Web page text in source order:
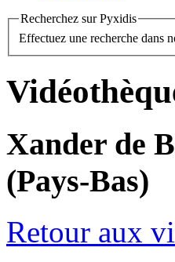
Recherchez sur Pyxidis
Effectuez une recherche dans
Xander de
(Pays-Bas)
Retour aux